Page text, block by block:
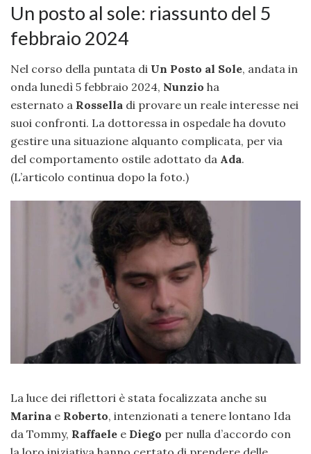
Un posto al sole: riassunto del 5
febbraio 2024
Nel corso della puntata di Un Posto al Sole, andata in
onda lunedì 5 febbraio 2024, Nunzio ha
esternato a Rossella di provare un reale interesse nei
suoi confronti. La dottoressa in ospedale ha dovuto
gestire una situazione alquanto complicata, per via
del comportamento ostile adottato da Ada.
(L’articolo continua dopo la foto.)
La luce dei riflettori è stata focalizzata anche su
Marina e Roberto, intenzionati a tenere lontano Ida
da Tommy, Raffaele e Diego per nulla d’accordo con